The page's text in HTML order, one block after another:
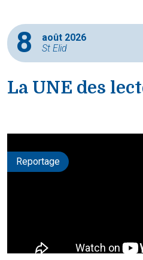
La UNE des
8
août 2026
St Elid
Reportage